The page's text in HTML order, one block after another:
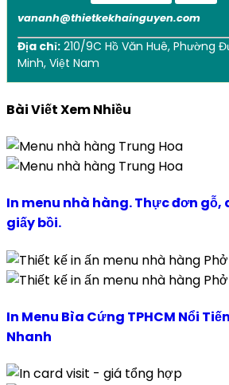
vananh@thietkekhainguyen.com
Địa chỉ:210/9C Hồ Văn Huê, Phường
Minh, Việt Nam
Bài Viết Xem Nhiều
In menu nhà hàng. Thực đơn
giấy bồi.
In Menu Bìa Cứng TPHCM Nổi
Nhanh